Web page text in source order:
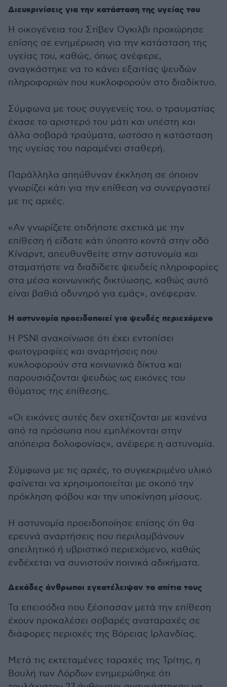
Διευκρινίσεις για την κατάσταση της υγείας του
Η οικογένεια του Στίβεν Όγκιλβι προχώρησε
επίσης σε ενημέρωση για την κατάσταση της
υγείας του, καθώς, όπως ανέφερε,
αναγκάστηκε να το κάνει εξαιτίας ψευδών
πληροφοριών που κυκλοφορούν στο διαδίκτυο.
Σύμφωνα με τους συγγενείς του, ο τραυματίας
έχασε το αριστερό του μάτι και υπέστη και
άλλα σοβαρά τραύματα, ωστόσο η κατάσταση
της υγείας του παραμένει σταθερή.
Παράλληλα απηύθυναν έκκληση σε όποιον
γνωρίζει κάτι για την επίθεση να συνεργαστεί
με τις αρχές.
«Αν γνωρίζετε οτιδήποτε σχετικά με την
επίθεση ή είδατε κάτι ύποπτο κοντά στην οδό
Κίναρντ, απευθυνθείτε στην αστυνομία και
σταματήστε να διαδίδετε ψευδείς πληροφορίες
στα μέσα κοινωνικής δικτύωσης, καθώς αυτό
είναι βαθιά οδυνηρό για εμάς», ανέφεραν.
Η αστυνομία προειδοποιεί για ψευδές περιεχόμενο
Η PSNI ανακοίνωσε ότι έχει εντοπίσει
φωτογραφίες και αναρτήσεις που
κυκλοφορούν στα κοινωνικά δίκτυα και
παρουσιάζονται ψευδώς ως εικόνες του
θύματος της επίθεσης.
«Οι εικόνες αυτές δεν σχετίζονται με κανένα
από τα πρόσωπα που εμπλέκονται στην
απόπειρα δολοφονίας», ανέφερε η αστυνομία.
Σύμφωνα με τις αρχές, το συγκεκριμένο υλικό
φαίνεται να χρησιμοποιείται με σκοπό την
πρόκληση φόβου και την υποκίνηση μίσους.
Η αστυνομία προειδοποίησε επίσης ότι θα
ερευνά αναρτήσεις που περιλαμβάνουν
απειλητικό ή υβριστικό περιεχόμενο, καθώς
ενδέχεται να συνιστούν ποινικά αδικήματα.
Δεκάδες άνθρωποι εγκατέλειψαν τα σπίτια τους
Τα επεισόδια που ξέσπασαν μετά την επίθεση
έχουν προκαλέσει σοβαρές αναταραχές σε
διάφορες περιοχές της Βόρειας Ιρλανδίας.
Μετά τις εκτεταμένες ταραχές της Τρίτης, η
Βουλή των Λόρδων ενημερώθηκε ότι